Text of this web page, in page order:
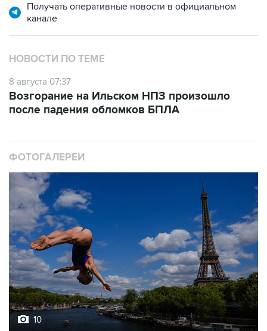
Получать оперативные новости в официальном
канале
НОВОСТИ ПО ТЕМЕ
8 августа 07:37
Возгорание на Ильском НПЗ произошло
после падения обломков БПЛА
ФОТОГАЛЕРЕИ
10